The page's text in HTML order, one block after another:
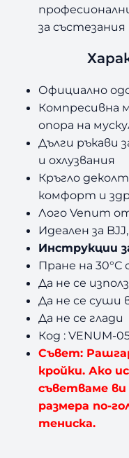
за състезания
Официално
Компресивна
опора на
Дълги ръкави
и охлузвания
Кръгло
комфорт и
Лого Venum
Идеален за
Инструкции
Пране на 30°C
Да не се
Да не се суши
Да не се глади
Код : VENUM-
Съвет:
кройки. Ако
съветваме ви
размера по-
тениска.